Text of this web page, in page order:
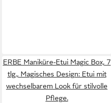
ERBE Maniküre-Etui Magic Box, 7
tlg., Magisches Design: Etui mit
wechselbarem Look für stilvolle
Pflege.